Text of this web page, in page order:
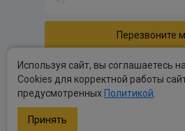
Отправляя форму вы
обработки персональных данных.
Используя сайт, вы соглашаетесь
Cookies для корректной работы
предусмотренных Политикой
Принять